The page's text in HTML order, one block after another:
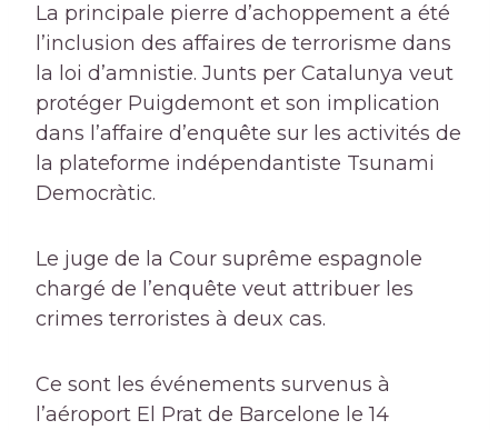
La principale pierre d’achoppement a été
l’inclusion des affaires de terrorisme dans
la loi d’amnistie. Junts per Catalunya veut
protéger Puigdemont et son implication
dans l’affaire d’enquête sur les activités de
la plateforme indépendantiste Tsunami
Democràtic.
Le juge de la Cour suprême espagnole
chargé de l’enquête veut attribuer les
crimes terroristes à deux cas.
Ce sont les événements survenus à
l’aéroport El Prat de Barcelone le 14